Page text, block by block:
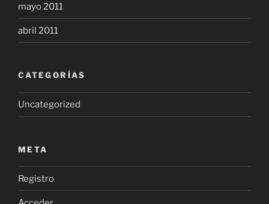
mayo 2011
abril 2011
CATEGORÍAS
Uncategorized
META
Registro